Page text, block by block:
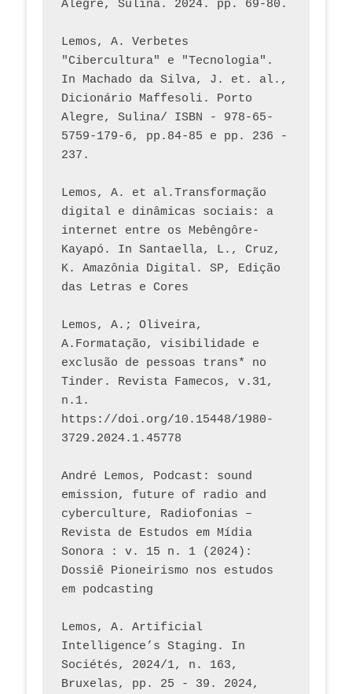
Lemos, A. Verbetes
"Cibercultura" e "Tecnologia".
In Machado da Silva, J. et. al.,
Dicionário Maffesoli. Porto
Alegre, Sulina/ ISBN - 978-65-
5759-179-6, pp.84-85 e pp. 236 -
237.
Lemos, A. et al.Transformação
digital e dinâmicas sociais: a
internet entre os Mebêngôre-
Kayapó. In Santaella, L., Cruz,
K. Amazônia Digital. SP, Edição
das Letras e Cores
Lemos, A.; Oliveira,
A.Formatação, visibilidade e
exclusão de pessoas trans* no
Tinder. Revista Famecos, v.31,
n.1.
https://doi.org/10.15448/1980-
3729.2024.1.45778
André Lemos, Podcast: sound
emission, future of radio and
cyberculture, Radiofonias –
Revista de Estudos em Mídia
Sonora : v. 15 n. 1 (2024):
Dossiê Pioneirismo nos estudos
em podcasting
Lemos, A. Artificial
Intelligence’s Staging. In
Sociétés, 2024/1, n. 163,
Bruxelas, pp. 25 - 39. 2024,